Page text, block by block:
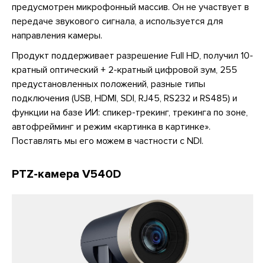
предусмотрен микрофонный массив. Он не участвует в
передаче звукового сигнала, а используется для
направления камеры.
Продукт поддерживает разрешение Full HD, получил 10-
кратный оптический + 2-кратный цифровой зум, 255
предустановленных положений, разные типы
подключения (USB, HDMI, SDI, RJ45, RS232 и RS485) и
функции на базе ИИ: спикер-трекинг, трекинга по зоне,
автофрейминг и режим «картинка в картинке».
Поставлять мы его можем в частности с NDI.
PTZ-камера V540D